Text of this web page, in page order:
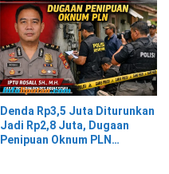
Denda Rp3,5 Juta Diturunkan
Jadi Rp2,8 Juta, Dugaan
Penipuan Oknum PLN